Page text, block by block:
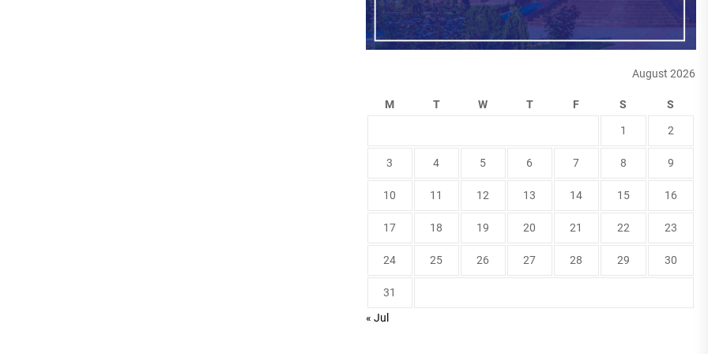
August 2026
M T W T F S S
1 2
3 4 5 6 7 8 9
10 11 12 13 14 15 16
17 18 19 20 21 22 23
24 25 26 27 28 29 30
31
« Jul